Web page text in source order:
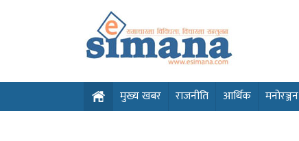
मुख्य खबर राजनीति आर्थिक मनोरञ्जन